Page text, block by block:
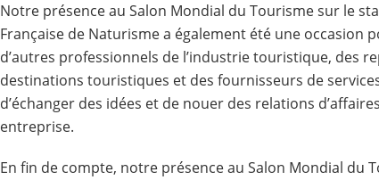
Notre présence au Salon Mondial du Tourisme sur le
Française de Naturisme a également été une occasion
d’autres professionnels de l’industrie touristique, des
destinations touristiques et des fournisseurs de
d’échanger des idées et de nouer des relations
entreprise.
En fin de compte, notre présence au Salon Mondial du